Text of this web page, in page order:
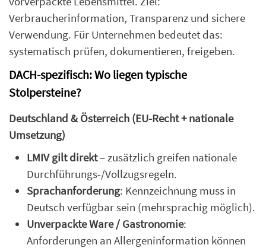
Verbraucherinformation, Transparenz und sichere
Verwendung. Für Unternehmen bedeutet das:
systematisch prüfen, dokumentieren, freigeben.
DACH-spezifisch: Wo liegen typische
Stolpersteine?
Deutschland & Österreich (EU-Recht + nationale
Umsetzung)
LMIV gilt direkt– zusätzlich greifen nationale
Durchführungs-/Vollzugsregeln.
Sprachanforderung: Kennzeichnung muss in
Deutsch verfügbar sein (mehrsprachig möglich).
Unverpackte Ware / Gastronomie:
Anforderungen an Allergeninformation können